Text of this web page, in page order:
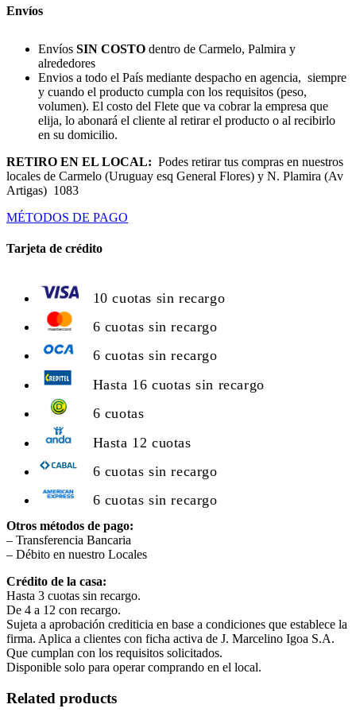
Envíos
Envíos SIN COSTO dentro de Carmelo, Palmira y
alrededores
Envios a todo el País mediante despacho en agencia, siempre
y cuando el producto cumpla con los requisitos (peso,
volumen). El costo del Flete que va cobrar la empresa que
elija, lo abonará el cliente al retirar el producto o al recibirlo
en su domicilio.
RETIRO EN EL LOCAL: Podes retirar tus compras en nuestros
locales de Carmelo (Uruguay esq General Flores) y N. Plamira (Av
Artigas) 1083
MÉTODOS DE PAGO
Tarjeta de crédito
10 cuotas sin recargo
6 cuotas sin recargo
6 cuotas sin recargo
Hasta 16 cuotas sin recargo
6 cuotas
Hasta 12 cuotas
6 cuotas sin recargo
6 cuotas sin recargo
Otros métodos de pago:
– Transferencia Bancaria
– Débito en nuestro Locales
Crédito de la casa:
Hasta 3 cuotas sin recargo.
De 4 a 12 con recargo.
Sujeta a aprobación crediticia en base a condiciones que establece la
firma. Aplica a clientes con ficha activa de J. Marcelino Igoa S.A.
Que cumplan con los requisitos solicitados.
Disponible solo para operar comprando en el local.
Related products